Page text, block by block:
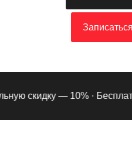
скидку — 10% ·